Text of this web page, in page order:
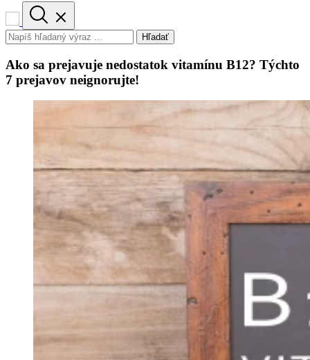
Hľadať
Ako sa prejavuje nedostatok vitamínu B12? Týchto
7 prejavov neignorujte!